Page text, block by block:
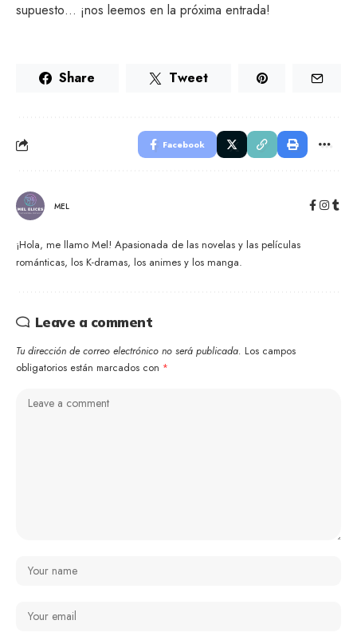
supuesto… ¡nos leemos en la próxima entrada!
Share Tweet
Facebook
MEL
¡Hola, me llamo Mel! Apasionada de las novelas y las películas
románticas, los K-dramas, los animes y los manga.
Leave a comment
Tu dirección de correo electrónico no será publicada. Los campos
obligatorios están marcados con *